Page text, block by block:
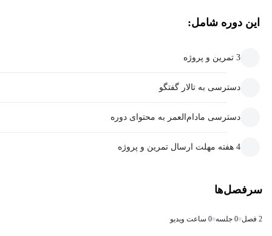
این دوره شامل:
3 تمرین و پروژه
دسترسی به تالار گفتگو
دسترسی مادام‌العمر به محتوای دوره
4 هفته مهلت ارسال تمرین و پروژه
سرفصل‌ها
2 فصل 0 جلسه 0 ساعت ویدیو